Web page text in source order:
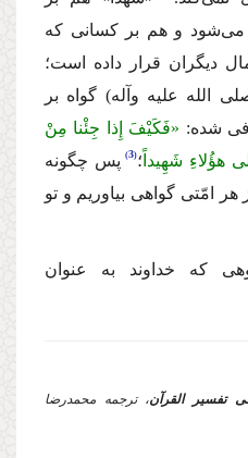
مى‌شود و هم بر كسانى كه
دیگران قرار داده است؛
الله علیه وآله) گواه بر
شده: «فَكَیْفَ إِذا جِئْنا مِنْ
هؤُلاءِ شَهِیداً ؛ 3
پس چگونه
امّتى گواهى بیاوریم و تو
كه خداوند به عنوان
تفسیر القرآن، ترجمه محمدرضا